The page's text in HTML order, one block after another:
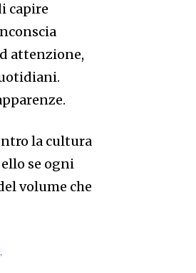
capire
attenzione,
la cultura
se ogni
volume che